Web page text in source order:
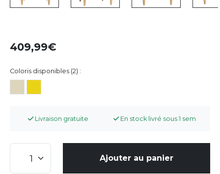
409,99
Coloris disponibles (2) :
Livraison gratuite En stock livré sous 1 sem
Ajouter au panier